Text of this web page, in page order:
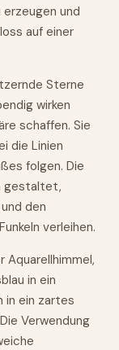
und
auf einer
Sterne
wirken
schaffen. Sie
die Linien
folgen. Die
gestaltet,
den
verleihen.
in ein
in ein zartes
Verwendung